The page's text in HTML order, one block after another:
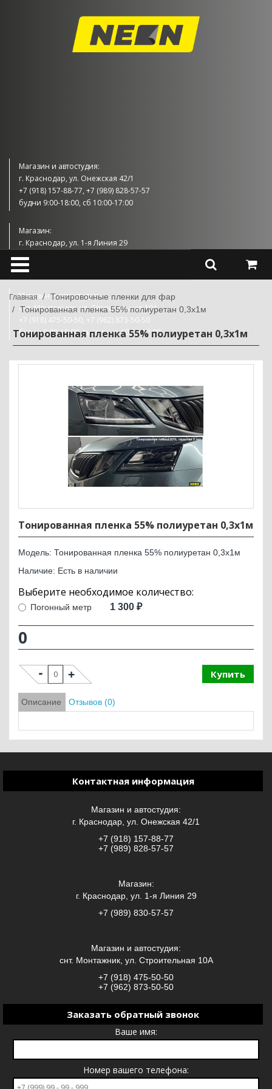
Магазин и автостудия:
г. Краснодар, ул. Онежская 42/1
+7 (918) 157-88-77, +7 (989) 828-57-57
будни 9:00-18:00, сб 10:00-17:00
Магазин:
г. Краснодар, ул. 1-я Линия 29
+7 (989) 830-57-57
будни 9:00-18:00, сб 10:00-17:00
Магазин и автостудия:
снт. Монтажник, ул. Строительная 10А
+7 (918) 475-50-50, +7 (962) 873-50-50
будни 9:00-18:00, выходные 10:00-17:00
Тонировочные пленки для фар
Тонированная пленка 55% полиуретан 0,3х1м
Тонированная пленка 55% полиуретан 0,3х1м
Тонированная пленка 55% полиуретан 0,3х1м
Модель: Тонированная пленка 55% полиуретан 0,3х1м
Наличие: Есть в наличии
Погонный метр 1 300 ₽
0
Купить
Описание Отзывов (0)
Контактная информация
Магазин и автостудия:
г. Краснодар, ул. Онежская 42/1
+7 (918) 157-88-77
+7 (989) 828-57-57
Магазин:
г. Краснодар, ул. 1-я Линия 29
+7 (989) 830-57-57
Магазин и автостудия:
снт. Монтажник, ул. Строительная 10А
+7 (918) 475-50-50
+7 (962) 873-50-50
Заказать обратный звонок
Ваше имя:
Номер вашего телефона: